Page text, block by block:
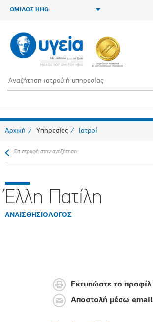
ΟΜΙΛΟΣ HHG
Αρχική Υπηρεσίες Ιατροί
Επιστροφή στην αναζήτηση
Έλλη Πατίλη
ΑΝΑΙΣΘΗΣΙΟΛΟΓΟΣ
Εκτυπώστε το προφίλ
Αποστολή μέσω email